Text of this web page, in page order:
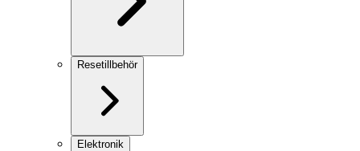
Resetillbehör
Elektronik